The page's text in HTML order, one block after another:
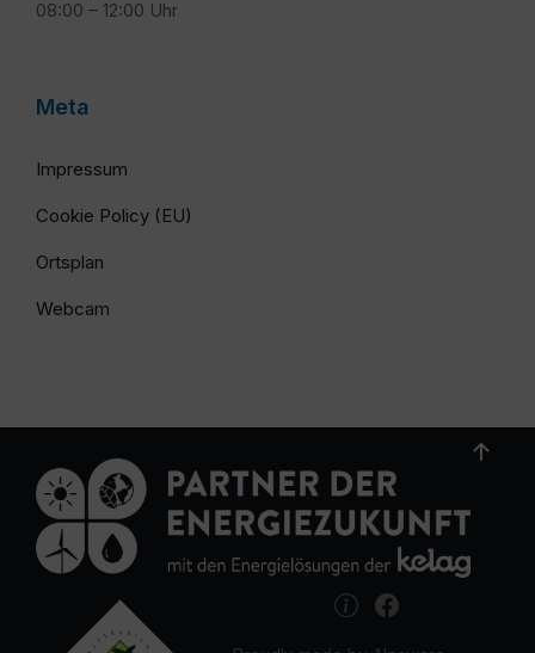
08:00 – 12:00 Uhr
Meta
Impressum
Cookie Policy (EU)
Ortsplan
Webcam